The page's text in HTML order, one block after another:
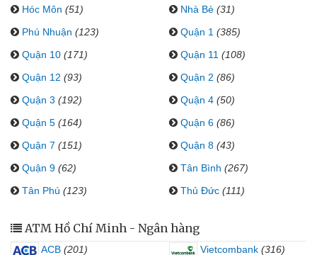
Hóc Môn (51) Nhà Bè (31)
Phú Nhuận (123) Quận 1 (385)
Quận 10 (171) Quận 11 (108)
Quận 12 (93) Quận 2 (86)
Quận 3 (192) Quận 4 (50)
Quận 5 (164) Quận 6 (86)
Quận 7 (151) Quận 8 (43)
Quận 9 (62) Tân Bình (267)
Tân Phú (123) Thủ Đức (111)
ATM Hồ Chí Minh - Ngân hàng
ACB (201) Vietcombank (316)